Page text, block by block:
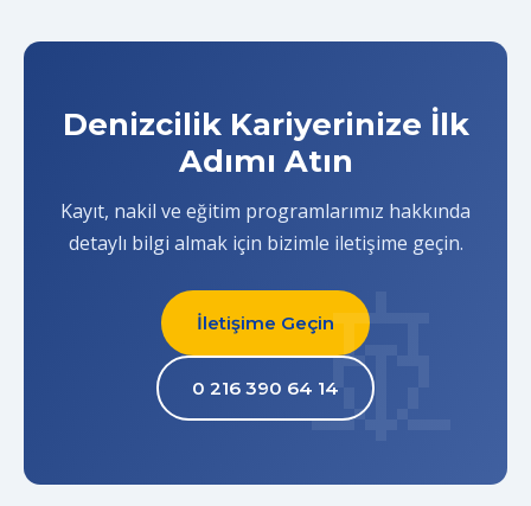
Denizcilik Kariyerinize İlk
Adımı Atın
Kayıt, nakil ve eğitim programlarımız hakkında
detaylı bilgi almak için bizimle iletişime geçin.
İletişime Geçin
0 216 390 64 14